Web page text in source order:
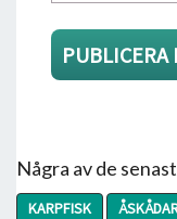
Några av de
KARPFISK